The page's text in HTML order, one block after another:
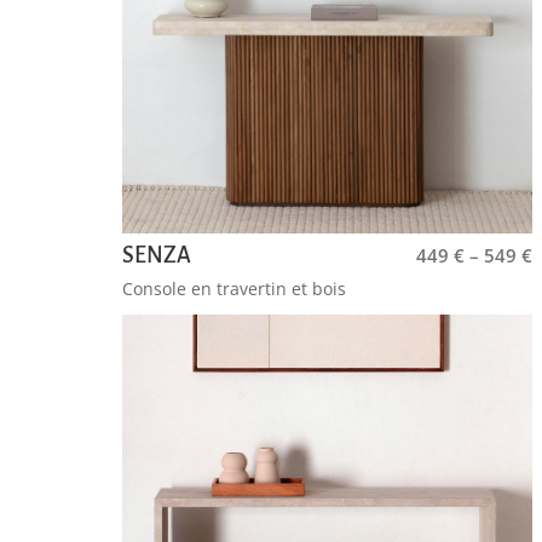
SENZA 449 € – 549 €
Console en travertin et bois